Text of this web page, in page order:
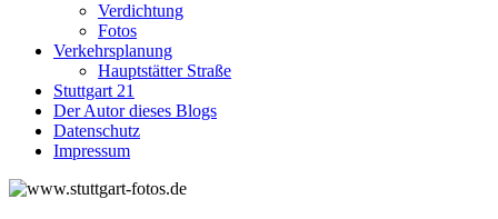
Verdichtung
Fotos
Verkehrsplanung
Hauptstätter Straße
Stuttgart 21
Der Autor dieses Blogs
Datenschutz
Impressum